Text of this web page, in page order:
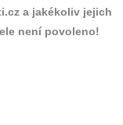
a jakékoliv jejich
není povoleno!